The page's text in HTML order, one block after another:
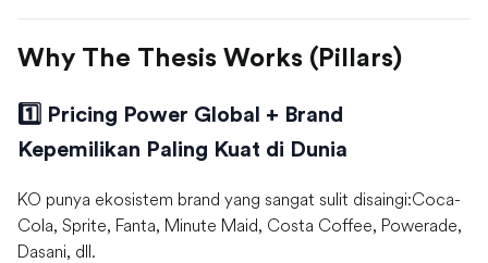
Why The Thesis Works (Pillars)
1️⃣ Pricing Power Global + Brand
Kepemilikan Paling Kuat di Dunia
KO punya ekosistem brand yang sangat sulit disaingi:Coca-
Cola, Sprite, Fanta, Minute Maid, Costa Coffee, Powerade,
Dasani, dll.